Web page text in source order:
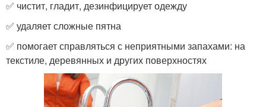
✅ чистит, гладит, дезинфицирует одежду
✅ удаляет сложные пятна
✅ помогает справляться с неприятными запахами: на
текстиле, деревянных и других поверхностях